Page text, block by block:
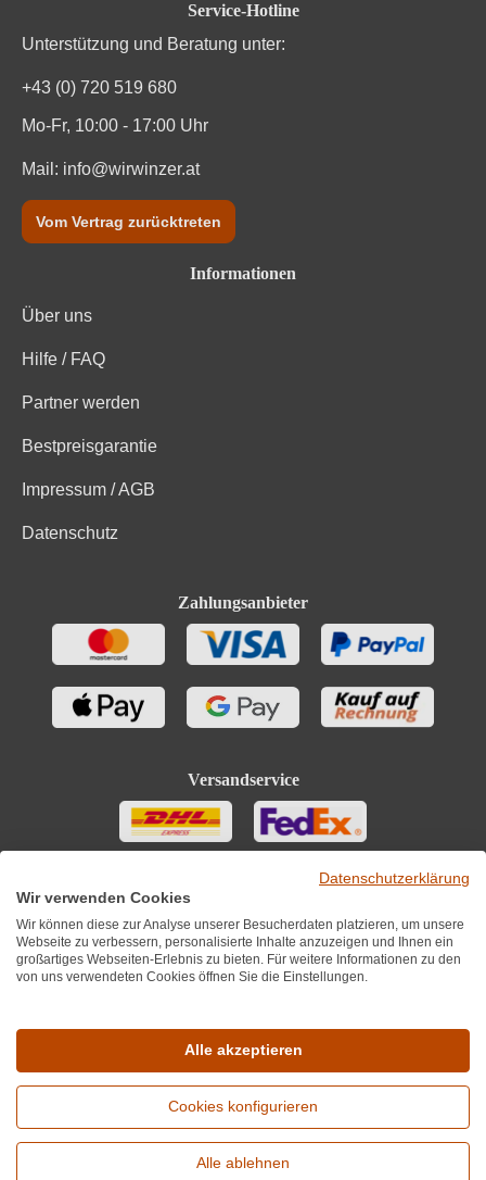
Service-Hotline
Unterstützung und Beratung unter:
+43 (0) 720 519 680
Mo-Fr, 10:00 - 17:00 Uhr
Mail: info@wirwinzer.at
Vom Vertrag zurücktreten
Informationen
Über uns
Hilfe / FAQ
Partner werden
Bestpreisgarantie
Impressum / AGB
Datenschutz
Zahlungsanbieter
Versandservice
*Alle Preise inkl. MwST zzgl. 5,90€ Versandkosten je Winzer.
Versandkostenfrei ab 12 Flaschen je Winzer.
Datenschutzerklärung
Wir verwenden Cookies
Wir können diese zur Analyse unserer Besucherdaten platzieren, um unsere
Webseite zu verbessern, personalisierte Inhalte anzuzeigen und Ihnen ein
großartiges Webseiten-Erlebnis zu bieten. Für weitere Informationen zu den
von uns verwendeten Cookies öffnen Sie die Einstellungen.
Alle akzeptieren
Cookies konfigurieren
Alle ablehnen